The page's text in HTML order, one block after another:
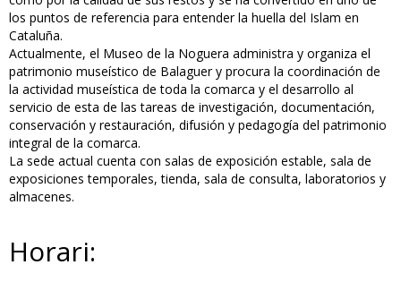
los puntos de referencia para entender la huella del Islam en
Cataluña.
Actualmente, el Museo de la Noguera administra y organiza el
patrimonio museístico de Balaguer y procura la coordinación de
la actividad museística de toda la comarca y el desarrollo al
servicio de esta de las tareas de investigación, documentación,
conservación y restauración, difusión y pedagogía del patrimonio
integral de la comarca.
La sede actual cuenta con salas de exposición estable, sala de
exposiciones temporales, tienda, sala de consulta, laboratorios y
almacenes.
Horari: